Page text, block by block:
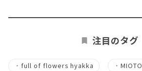
注目のタグ
・ full of flowers hyakka ・MIOTO